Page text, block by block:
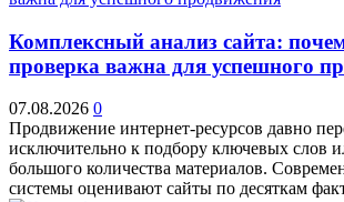
Комплексный анализ сайта:
проверка важна для успешного
07.08.2026 0
Продвижение интернет-ресурсов давно
исключительно к подбору ключевых слов
большого количества материалов.
системы оценивают сайты по десяткам